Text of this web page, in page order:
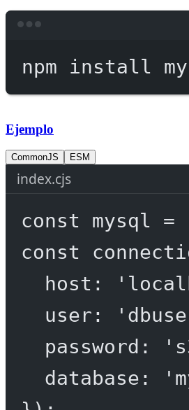
npm install
Ejemplo
CommonJS ESM
index.cjs
const mysql =
const
host:
user:
password:
database: